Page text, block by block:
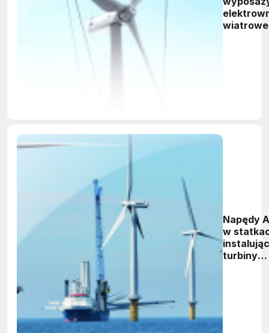
wiatrowe
Napędy
w
turbiny